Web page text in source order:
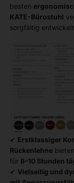
besten
KATE-Bürostuhl
sorgfältig
✔ Erstklassiger
Rückenlehne bieten
für 8–10 Stunden
✔ Vielseitig und